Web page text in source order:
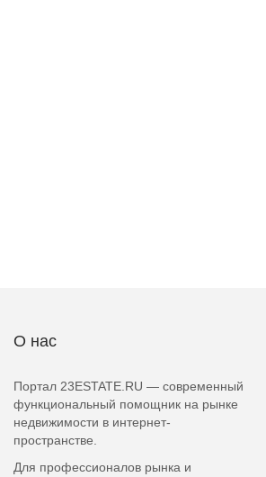
О нас
Портал 23ESTATE.RU — современный
функциональный помощник на рынке
недвижимости в интернет-
пространстве.
Для профессионалов рынка и